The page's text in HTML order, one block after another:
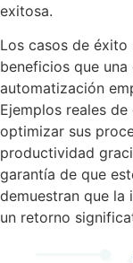
exitosa.
Los casos de
beneficios que
automatización
Ejemplos reales
optimizar sus
productividad
garantía de que
demuestran que la
un retorno